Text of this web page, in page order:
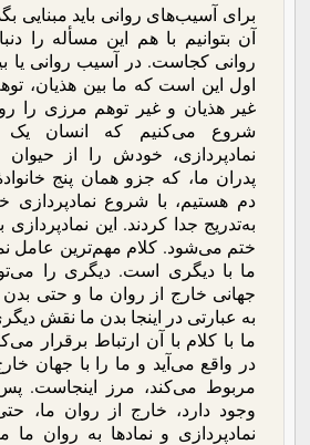
برای آسیب‌های روانی باید مبنایی
آن بتوانیم با هم این مسأله را
روانی کجاست. در آسیب روانی یا
اول این است که ما بین هذیان،
غیر هذیان و غیر توهم مرزی را
شروع می‌کنیم که انسان یک
نمادپردازی، خودش را از حیوان
پدران ما، که جزو همان پنج
دم هستیم، با شروع نمادپردازی
به‌تدریج جدا کردند. این
ختم می‌شود. کلام مهم‌ترین عامل
ما با دیگری است. دیگری را
جهانی خارج از روان ما و حتی
به عبارتی در اینجا بدن ما نقش
ما با کلام با آن ارتباط برقرار
در واقع می‌آید و ما را با جهان
مربوط می‌کند، مرز اینجاست.
وجود دارد، خارج از روان ما،
نمادپردازی و نمادها به روان